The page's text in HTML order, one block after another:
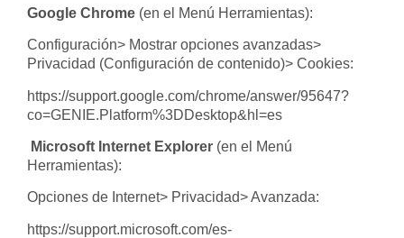
Google Chrome (en el Menú Herramientas):
Configuración> Mostrar opciones avanzadas>
Privacidad (Configuración de contenido)> Cookies:
https://support.google.com/chrome/answer/95647?
co=GENIE.Platform%3DDesktop&hl=es
Microsoft Internet Explorer (en el Menú
Herramientas):
Opciones de Internet> Privacidad> Avanzada:
https://support.microsoft.com/es-